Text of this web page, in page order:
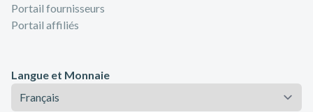
Portail fournisseurs
Portail affiliés
Langue et Monnaie